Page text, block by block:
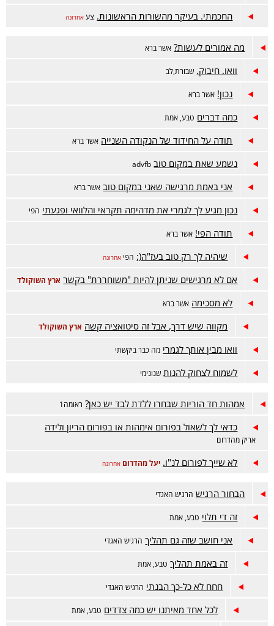
החכמתי. בעיקר מהשורות הראשונות. צע אחרונה
מה אמורים לעשות? אשר ברא
וואו. חיבוק. שבורת,לב
נכון! אשר ברא
כמה דברים טבע, אמת
תודה על החידוד של הנקודה השנייה אשר ברא
נשמע שאת במקום טוב advfb
אני באמת מרגישה שאני במקום טוב אשר ברא
נכון מגיע לך לגמרי את מדהימה תקראי והלוואי ופגעתי הפי
תודה הפי! אשר ברא
שיהיה לך רק טוב בעז"ה(: הפי אחרונה
אם לא מרגישים שניתן להיות "משוחררת" בקשר ארץ השוקולד
לא מסכימה אשר ברא
מקווה שיש דרך, אבל זה סיטואציה קשה ארץ השוקולד
וואו מבין אותך לגמרי מה כבר ביקשתי
לשמוח לצחוק להנות שנונימי
אמהות חד הוריות שבחרו ללדת לבד יש כאן? ראומה1
כדאי לך לשאול בפורום אימהות או בפורום הריון ולידה
אריק מהדרום
לא שייך לפורום לנ"ו. יעל מהדרום אחרונה
הבחור הרגיש הרגיש האגדי
זה די תלוי טבע, אמת
אני חושב שזה גם תהליך הרגיש האגדי
זה באמת תהליך טבע, אמת
חחח לא כל-כך הבנתי הרגיש האגדי
לכל אחד מאיתנו יש כמה צדדים טבע, אמת